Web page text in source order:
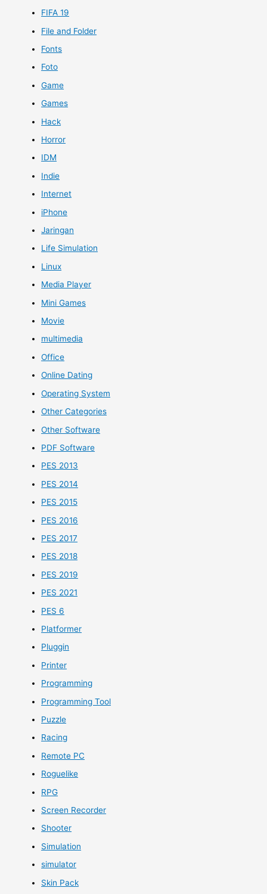
FIFA 19
File and Folder
Fonts
Foto
Game
Games
Hack
Horror
IDM
Indie
Internet
iPhone
Jaringan
Life Simulation
Linux
Media Player
Mini Games
Movie
multimedia
Office
Online Dating
Operating System
Other Categories
Other Software
PDF Software
PES 2013
PES 2014
PES 2015
PES 2016
PES 2017
PES 2018
PES 2019
PES 2021
PES 6
Platformer
Pluggin
Printer
Programming
Programming Tool
Puzzle
Racing
Remote PC
Roguelike
RPG
Screen Recorder
Shooter
Simulation
simulator
Skin Pack